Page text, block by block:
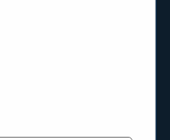
über 35
aus
in diesem